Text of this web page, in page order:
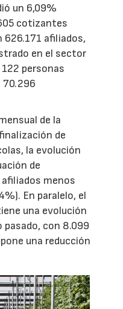
un 6,09%
cotizantes
afiliados,
en el sector
personas
70.296
de la
de
la evolución
de
menos
En paralelo, el
una evolución
con 8.099
una reducción